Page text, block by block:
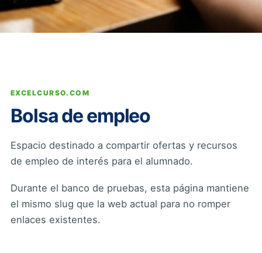
EXCELCURSO.COM
Bolsa de empleo
Espacio destinado a compartir ofertas y recursos
de empleo de interés para el alumnado.
Durante el banco de pruebas, esta página mantiene
el mismo slug que la web actual para no romper
enlaces existentes.